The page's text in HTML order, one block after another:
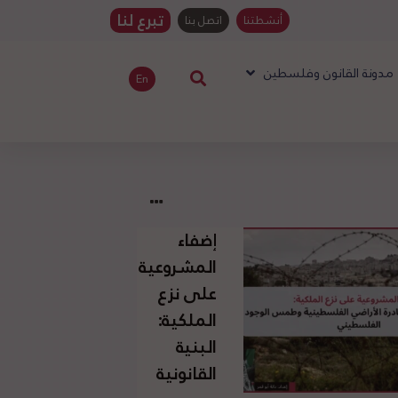
أنشطتنا اتصل بنا تبرع لنا
مدونة القانون وفلسطين En
إضفاء
المشروعية
على نزع
الملكية:
البنية
القانونية